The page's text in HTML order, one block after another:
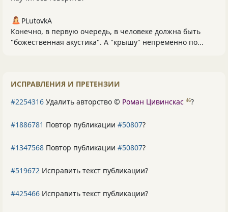
PLutоvkА
Конечно, в первую очередь, в человеке должна быть
"божественная акустика". А "крышу" непременно по...
ИСПРАВЛЕНИЯ И ПРЕТЕНЗИИ
#2254316 Удалить авторство © Роман Цивинскас 46?
#1886781 Повтор публикации #50807?
#1347568 Повтор публикации #50807?
#519672 Исправить текст публикации?
#425466 Исправить текст публикации?